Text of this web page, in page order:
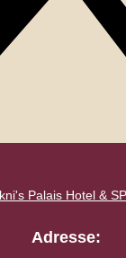
Adresse: